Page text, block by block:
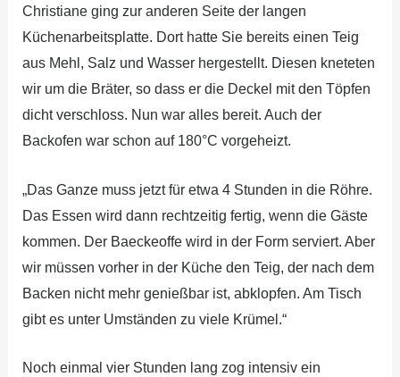
Christiane ging zur anderen Seite der langen
Küchenarbeitsplatte. Dort hatte Sie bereits einen Teig
aus Mehl, Salz und Wasser hergestellt. Diesen kneteten
wir um die Bräter, so dass er die Deckel mit den Töpfen
dicht verschloss. Nun war alles bereit. Auch der
Backofen war schon auf 180°C vorgeheizt.
„Das Ganze muss jetzt für etwa 4 Stunden in die Röhre.
Das Essen wird dann rechtzeitig fertig, wenn die Gäste
kommen. Der Baeckeoffe wird in der Form serviert. Aber
wir müssen vorher in der Küche den Teig, der nach dem
Backen nicht mehr genießbar ist, abklopfen. Am Tisch
gibt es unter Umständen zu viele Krümel.“
Noch einmal vier Stunden lang zog intensiv ein